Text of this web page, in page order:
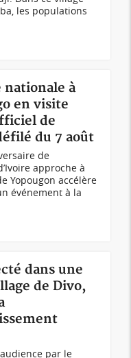
les populations
nationale à
en visite
de
du 7 août
de
approche à
Yopougon accélère
événement à la
dans une
de Divo,
par le